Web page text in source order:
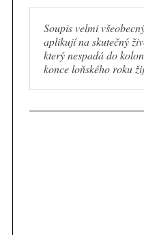
Soupis velmi
aplikují na skutečný
který nespadá do
konce loňského roku